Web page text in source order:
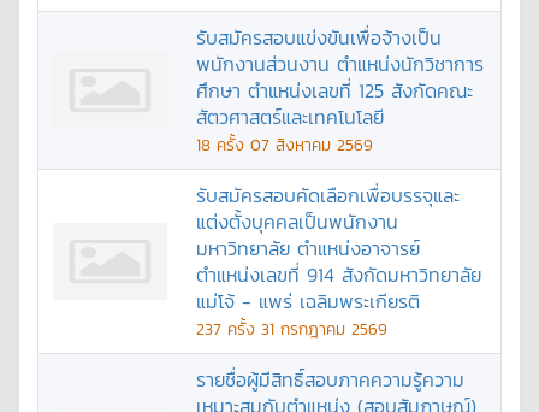
รับสมัครสอบแข่งขันเพื่อจ้างเป็น
พนักงานส่วนงาน ตำแหน่งนักวิชาการ
ศึกษา ตำแหน่งเลขที่ 125 สังกัดคณะ
สัตวศาสตร์และเทคโนโลยี
18 ครั้ง 07 สิงหาคม 2569
รับสมัครสอบคัดเลือกเพื่อบรรจุและ
แต่งตั้งบุคคลเป็นพนักงาน
มหาวิทยาลัย ตำแหน่งอาจารย์
ตำแหน่งเลขที่ 914 สังกัดมหาวิทยาลัย
แม่โจ้ - แพร่ เฉลิมพระเกียรติ
237 ครั้ง 31 กรกฎาคม 2569
รายชื่อผู้มีสิทธิ์สอบภาคความรู้ความ
เหมาะสมกับตำแหน่ง (สอบสัมภาษณ์)